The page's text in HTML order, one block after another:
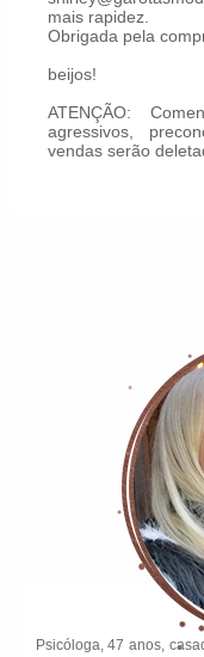
mais rapidez.
Obrigada pela
beijos!
ATENÇÃO:
agressivos,
vendas serão
Psicóloga, 47 anos,